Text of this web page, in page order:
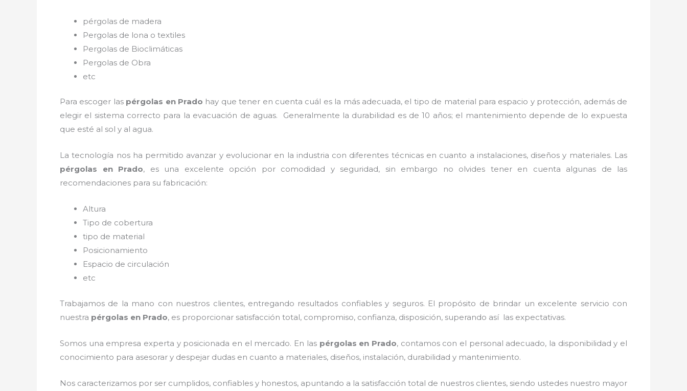
pérgolas de madera
Pergolas de lona o textiles
Pergolas de Bioclimáticas
Pergolas de Obra
etc
Para escoger las pérgolas en Prado hay que tener en cuenta cuál es la más adecuada, el tipo de material para espacio y protección, además de
elegir el sistema correcto para la evacuación de aguas. Generalmente la durabilidad es de 10 años; el mantenimiento depende de lo expuesta
que esté al sol y al agua.
La tecnología nos ha permitido avanzar y evolucionar en la industria con diferentes técnicas en cuanto a instalaciones, diseños y materiales. Las
pérgolas en Prado, es una excelente opción por comodidad y seguridad, sin embargo no olvides tener en cuenta algunas de las
recomendaciones para su fabricación:
Altura
Tipo de cobertura
tipo de material
Posicionamiento
Espacio de circulación
etc
Trabajamos de la mano con nuestros clientes, entregando resultados confiables y seguros. El propósito de brindar un excelente servicio con
nuestra pérgolas en Prado, es proporcionar satisfacción total, compromiso, confianza, disposición, superando así las expectativas.
Somos una empresa experta y posicionada en el mercado. En las pérgolas en Prado, contamos con el personal adecuado, la disponibilidad y el
conocimiento para asesorar y despejar dudas en cuanto a materiales, diseños, instalación, durabilidad y mantenimiento.
Nos caracterizamos por ser cumplidos, confiables y honestos, apuntando a la satisfacción total de nuestros clientes, siendo ustedes nuestro mayor